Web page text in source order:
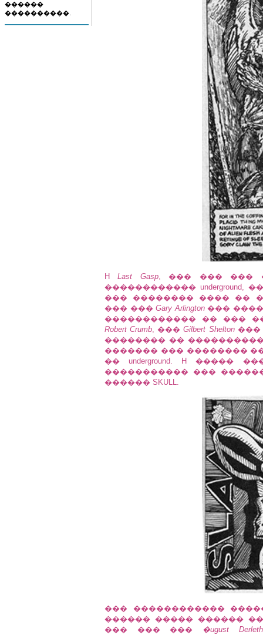
������
����������.
HLast Gasp, ��� ��� ���
������������
��� �������� ���� ��
��� ���Gary Arlington���
������������ �� ���
Robert Crumb, ���Gilbert Shelton���
�������� �� ������������
������� ��� ��������
�� underground. H
����������� ���
������ SKULL.
��� ������������
������ ����� ������
��� ��� ��� �ugust Derleth